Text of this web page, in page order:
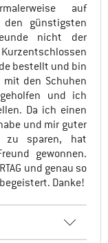
auf
günstigsten
nicht der
bestellt und bin
den Schuhen
und ich
Da ich einen
und mir guter
sparen, hat
gewonnen.
und genau so
Danke!